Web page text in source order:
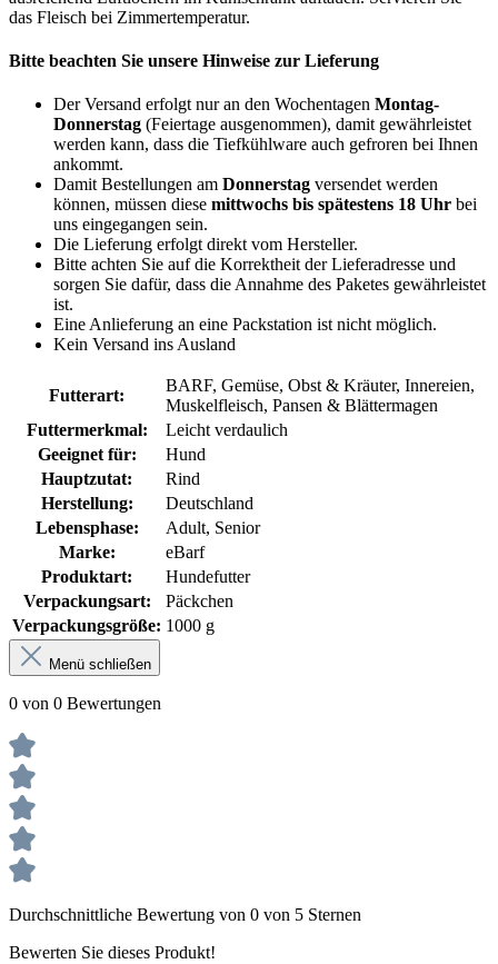
das Fleisch bei Zimmertemperatur.
Bitte beachten Sie unsere Hinweise zur Lieferung
Der Versand erfolgt nur an den Wochentagen Montag-
Donnerstag (Feiertage ausgenommen), damit gewährleistet
werden kann, dass die Tiefkühlware auch gefroren bei Ihnen
ankommt.
Damit Bestellungen am Donnerstag versendet werden
können, müssen diese mittwochs bis spätestens 18 Uhr bei
uns eingegangen sein.
Die Lieferung erfolgt direkt vom Hersteller.
Bitte achten Sie auf die Korrektheit der Lieferadresse und
sorgen Sie dafür, dass die Annahme des Paketes gewährleistet
ist.
Eine Anlieferung an eine Packstation ist nicht möglich.
Kein Versand ins Ausland
Futterart:
BARF, Gemüse, Obst & Kräuter, Innereien,
Muskelfleisch, Pansen & Blättermagen
Futtermerkmal:
Leicht verdaulich
Geeignet für:
Hund
Hauptzutat:
Rind
Herstellung:
Deutschland
Lebensphase:
Adult, Senior
Marke:
eBarf
Produktart:
Hundefutter
Verpackungsart:
Päckchen
Verpackungsgröße: 1000 g
Menü schließen
0 von 0 Bewertungen
Durchschnittliche Bewertung von 0 von 5 Sternen
Bewerten Sie dieses Produkt!